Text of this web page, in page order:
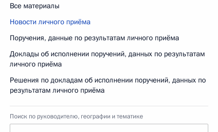
Все материалы
Новости личного приёма
Поручения, данные по результатам личного приёма
Доклады об исполнении поручений, данных по результатам
личного приёма
Решения по докладам об исполнении поручений, данных по
результатам личного приёма
Поиск по руководителю, географии и тематике